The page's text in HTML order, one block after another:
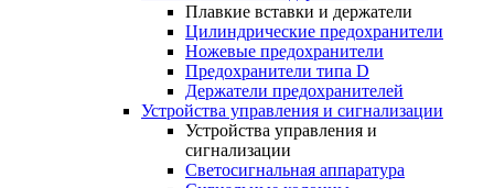
Плавкие вставки и держатели
Цилиндрические предохранители
Ножевые предохранители
Предохранители типа D
Держатели предохранителей
Устройства управления и сигнализации
Устройства управления и
сигнализации
Светосигнальная аппаратура